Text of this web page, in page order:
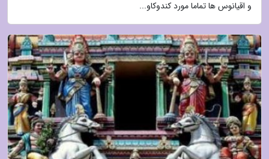
و اقیانوس ها تماما مورد کندوکاو...